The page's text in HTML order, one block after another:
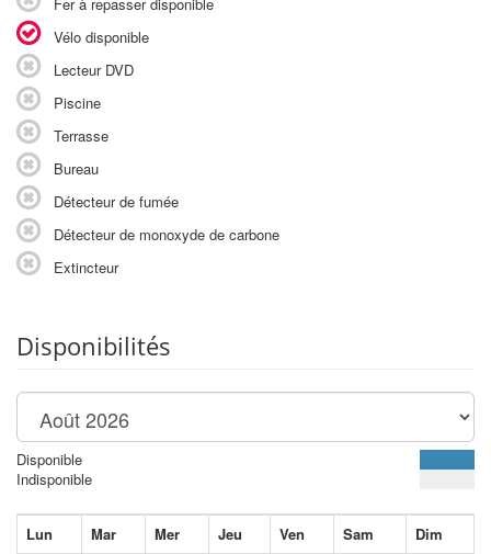
Vélo disponible
Lecteur DVD
Piscine
Terrasse
Bureau
Détecteur de fumée
Détecteur de monoxyde de carbone
Extincteur
Disponibilités
Disponible
Indisponible
Lun Mar Mer Jeu Ven Sam
Dim